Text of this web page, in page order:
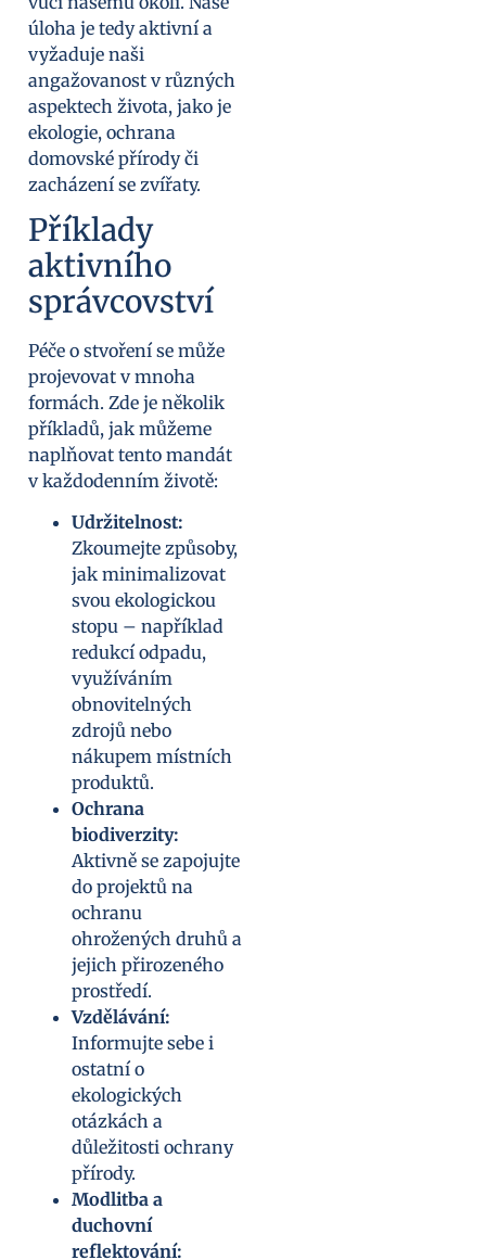
úloha je tedy aktivní a
vyžaduje naši
angažovanost v různých
aspektech života, jako je
ekologie, ochrana
domovské přírody či
zacházení se zvířaty.
Příklady
aktivního
správcovství
Péče o stvoření se může
projevovat v mnoha
formách. Zde je několik
příkladů, jak můžeme
naplňovat tento mandát
v každodenním životě:
Udržitelnost:
Zkoumejte způsoby,
jak minimalizovat
svou ekologickou
stopu – například
redukcí odpadu,
využíváním
obnovitelných
zdrojů nebo
nákupem místních
produktů.
Ochrana
biodiverzity:
Aktivně se zapojujte
do projektů na
ochranu
ohrožených druhů a
jejich přirozeného
prostředí.
Vzdělávání:
Informujte sebe i
ostatní o
ekologických
otázkách a
důležitosti ochrany
přírody.
Modlitba a
duchovní
reflektování: